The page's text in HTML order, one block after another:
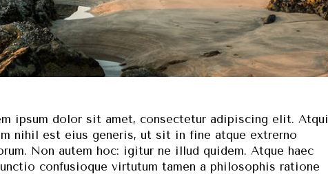
ipsum dolor sit amet, consectetur adipiscing elit. Atqui
nihil est eius generis, ut sit in fine atque extrerno
Non autem hoc: igitur ne illud quidem. Atque haec
confusioque virtutum tamen a philosophis ratione